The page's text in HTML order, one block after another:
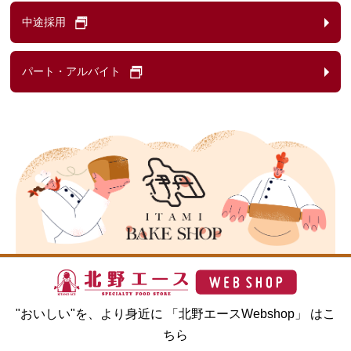
中途採用
パート・アルバイト
"おいしい"を、より身近に 「北野エースWebshop」 はこ
ちら